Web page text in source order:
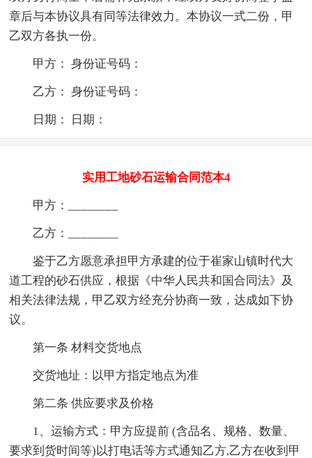
章后与本协议具有同等法律效力。本协议一式二份，甲
乙双方各执一份。
甲方： 身份证号码：
乙方： 身份证号码：
日期： 日期：
实用工地砂石运输合同范本4
甲方：________
乙方：________
鉴于乙方愿意承担甲方承建的位于崔家山镇时代大
道工程的砂石供应，根据《中华人民共和国合同法》及
相关法律法规，甲乙双方经充分协商一致，达成如下协
议。
第一条 材料交货地点
交货地址：以甲方指定地点为准
第二条 供应要求及价格
1、运输方式：甲方应提前 (含品名、规格、数量、
要求到货时间等)以打电话等方式通知乙方,乙方在收到甲